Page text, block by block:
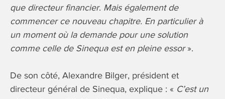
que directeur financier. Mais également de
commencer ce nouveau chapitre. En particulier à
un moment où la demande pour une solution
comme celle de Sinequa est en pleine essor».
De son côté, Alexandre Bilger, président et
directeur général de Sinequa, explique : « C’est un